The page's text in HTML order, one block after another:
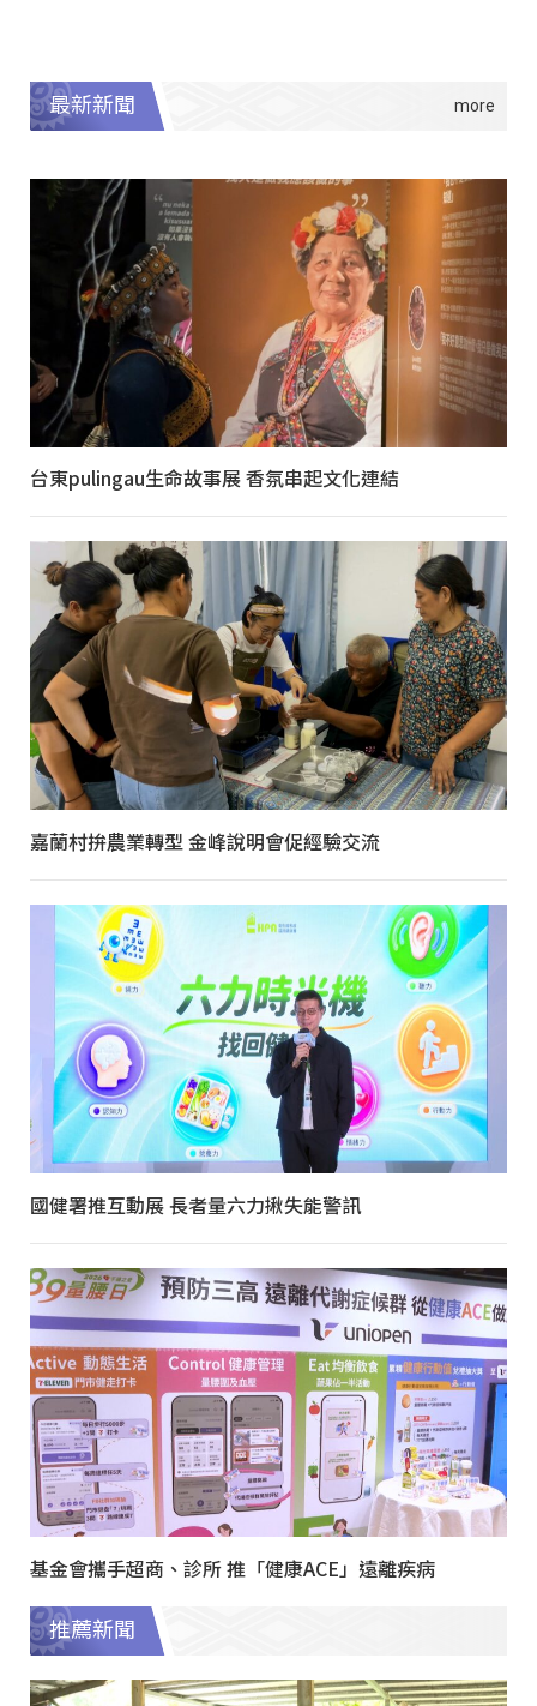
最新新聞
台東pulingau生命故事展 香氛串起文化連結
嘉蘭村拚農業轉型 金峰說明會促經驗交流
國健署推互動展 長者量六力揪失能警訊
基金會攜手超商、診所 推「健康ACE」遠離疾病
推薦新聞